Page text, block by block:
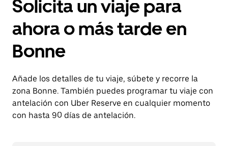
Solicita un viaje para
ahora o más tarde en
Bonne
Añade los detalles de tu viaje, súbete y recorre la
zona Bonne. También puedes programar tu viaje con
antelación con Uber Reserve en cualquier momento
con hasta 90 días de antelación.